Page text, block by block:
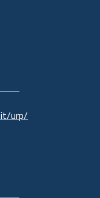
urp/